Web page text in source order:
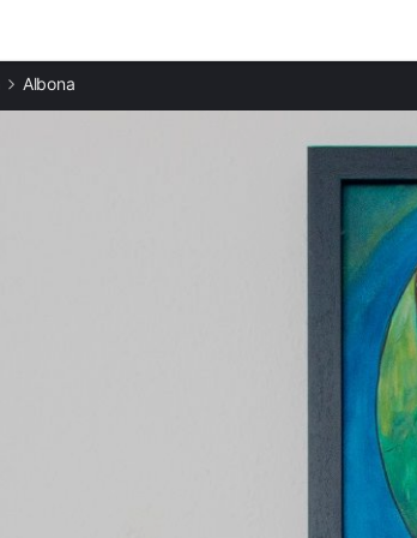
Casas rurales en Rabac
Casas rurales en Opatija
Albona